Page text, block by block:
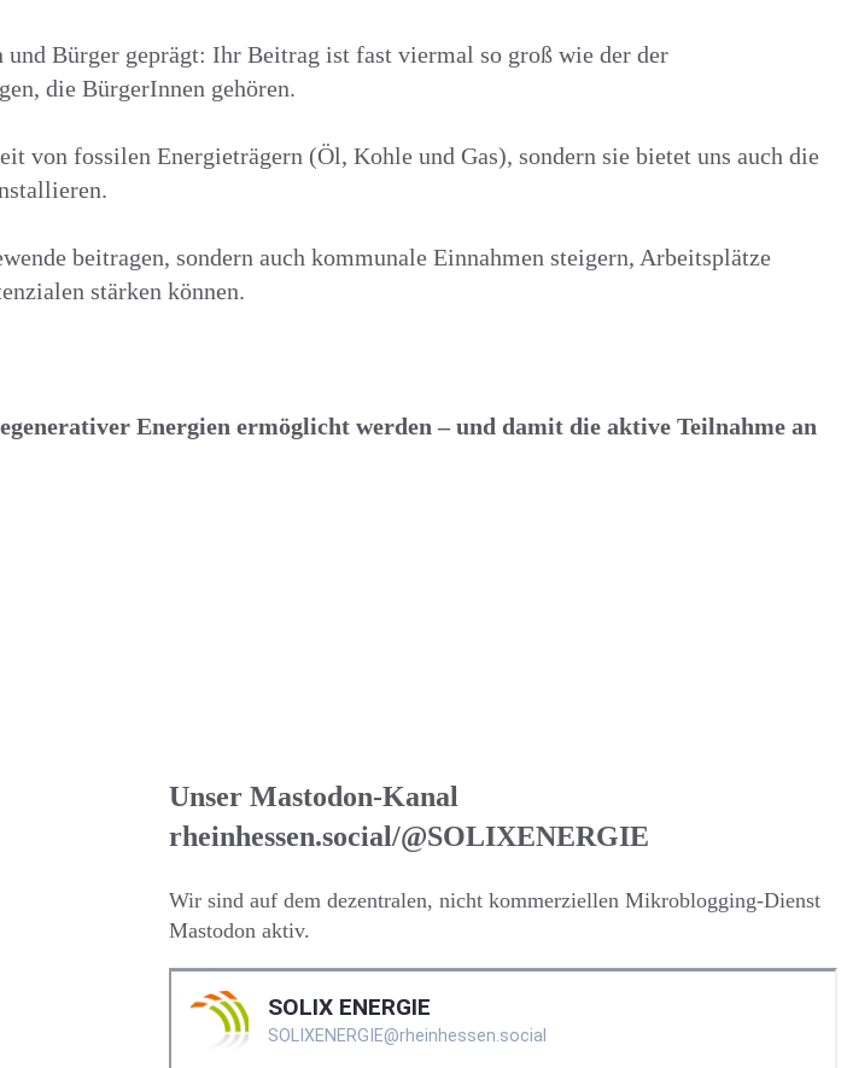
Bürger geprägt: Ihr Beitrag ist fast viermal so groß wie der der
die BürgerInnen gehören.
von fossilen Energieträgern (Öl, Kohle und Gas), sondern sie bietet uns auch die
beitragen, sondern auch kommunale Einnahmen steigern, Arbeitsplätze
stärken können.
Energien ermöglicht werden – und damit die aktive Teilnahme an
Unser Mastodon-Kanal
rheinhessen.social/@SOLIXENERGIE
Wir sind auf dem dezentralen, nicht kommerziellen Mikroblogging-Dienst
Mastodon aktiv.